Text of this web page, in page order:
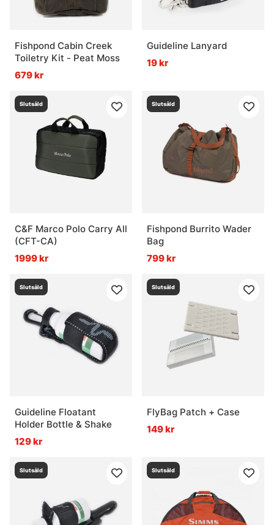
Fishpond Cabin Creek
Toiletry Kit - Peat Moss
679 kr
Guideline Lanyard
19 kr
Slutsåld
C&F Marco Polo Carry All
(CFT-CA)
1999 kr
Slutsåld
Fishpond Burrito Wader
Bag
799 kr
Slutsåld
Guideline Floatant
Holder Bottle & Shake
129 kr
Slutsåld
FlyBag Patch + Case
149 kr
Slutsåld Slutsåld